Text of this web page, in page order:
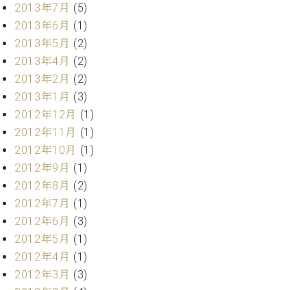
せ
ア
テ
ィ
ス
ト
カ
ス
タ
マ
ー
サ
ー
ビ
(
2013年7月 (5)
2013年6月 (1)
2013年5月 (2)
2013年4月 (2)
2013年2月 (2)
2013年1月 (3)
2012年12月 (1)
2012年11月 (1)
2012年10月 (1)
2012年9月 (1)
2012年8月 (2)
2012年7月 (1)
2012年6月 (3)
2012年5月 (1)
2012年4月 (1)
2012年3月 (3)